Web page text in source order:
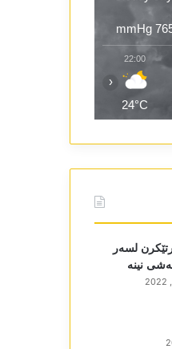
mmHg
22:00
24°C
‹
لسەر
نینە